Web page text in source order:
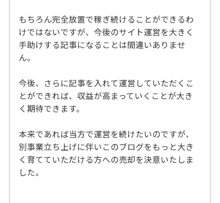
もちろん完全放置で稼ぎ続けることができるわ
けではないですが、今後のサイト運営を大きく
手助けする記事になることは間違いありませ
ん。
今後、さらに記事を入れて運営していただくこ
とができれば、収益が高まっていくことが大き
く期待できます。
本来であれば当方で運営を続けたいのですが、
別事業立ち上げに伴いこのブログをもっと大き
く育てていただける方への売却を決意いたしま
した。